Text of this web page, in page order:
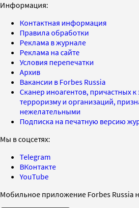
Информация:
Контактная информация
Правила обработки
Реклама в журнале
Реклама на сайте
Условия перепечатки
Архив
Вакансии в Forbes Russia
Сканер иноагентов, причастных к
терроризму и организаций,
нежелательными
Подписка на печатную версию
Мы в соцсетях:
Telegram
ВКонтакте
YouTube
Мобильное приложение Forbes Russia